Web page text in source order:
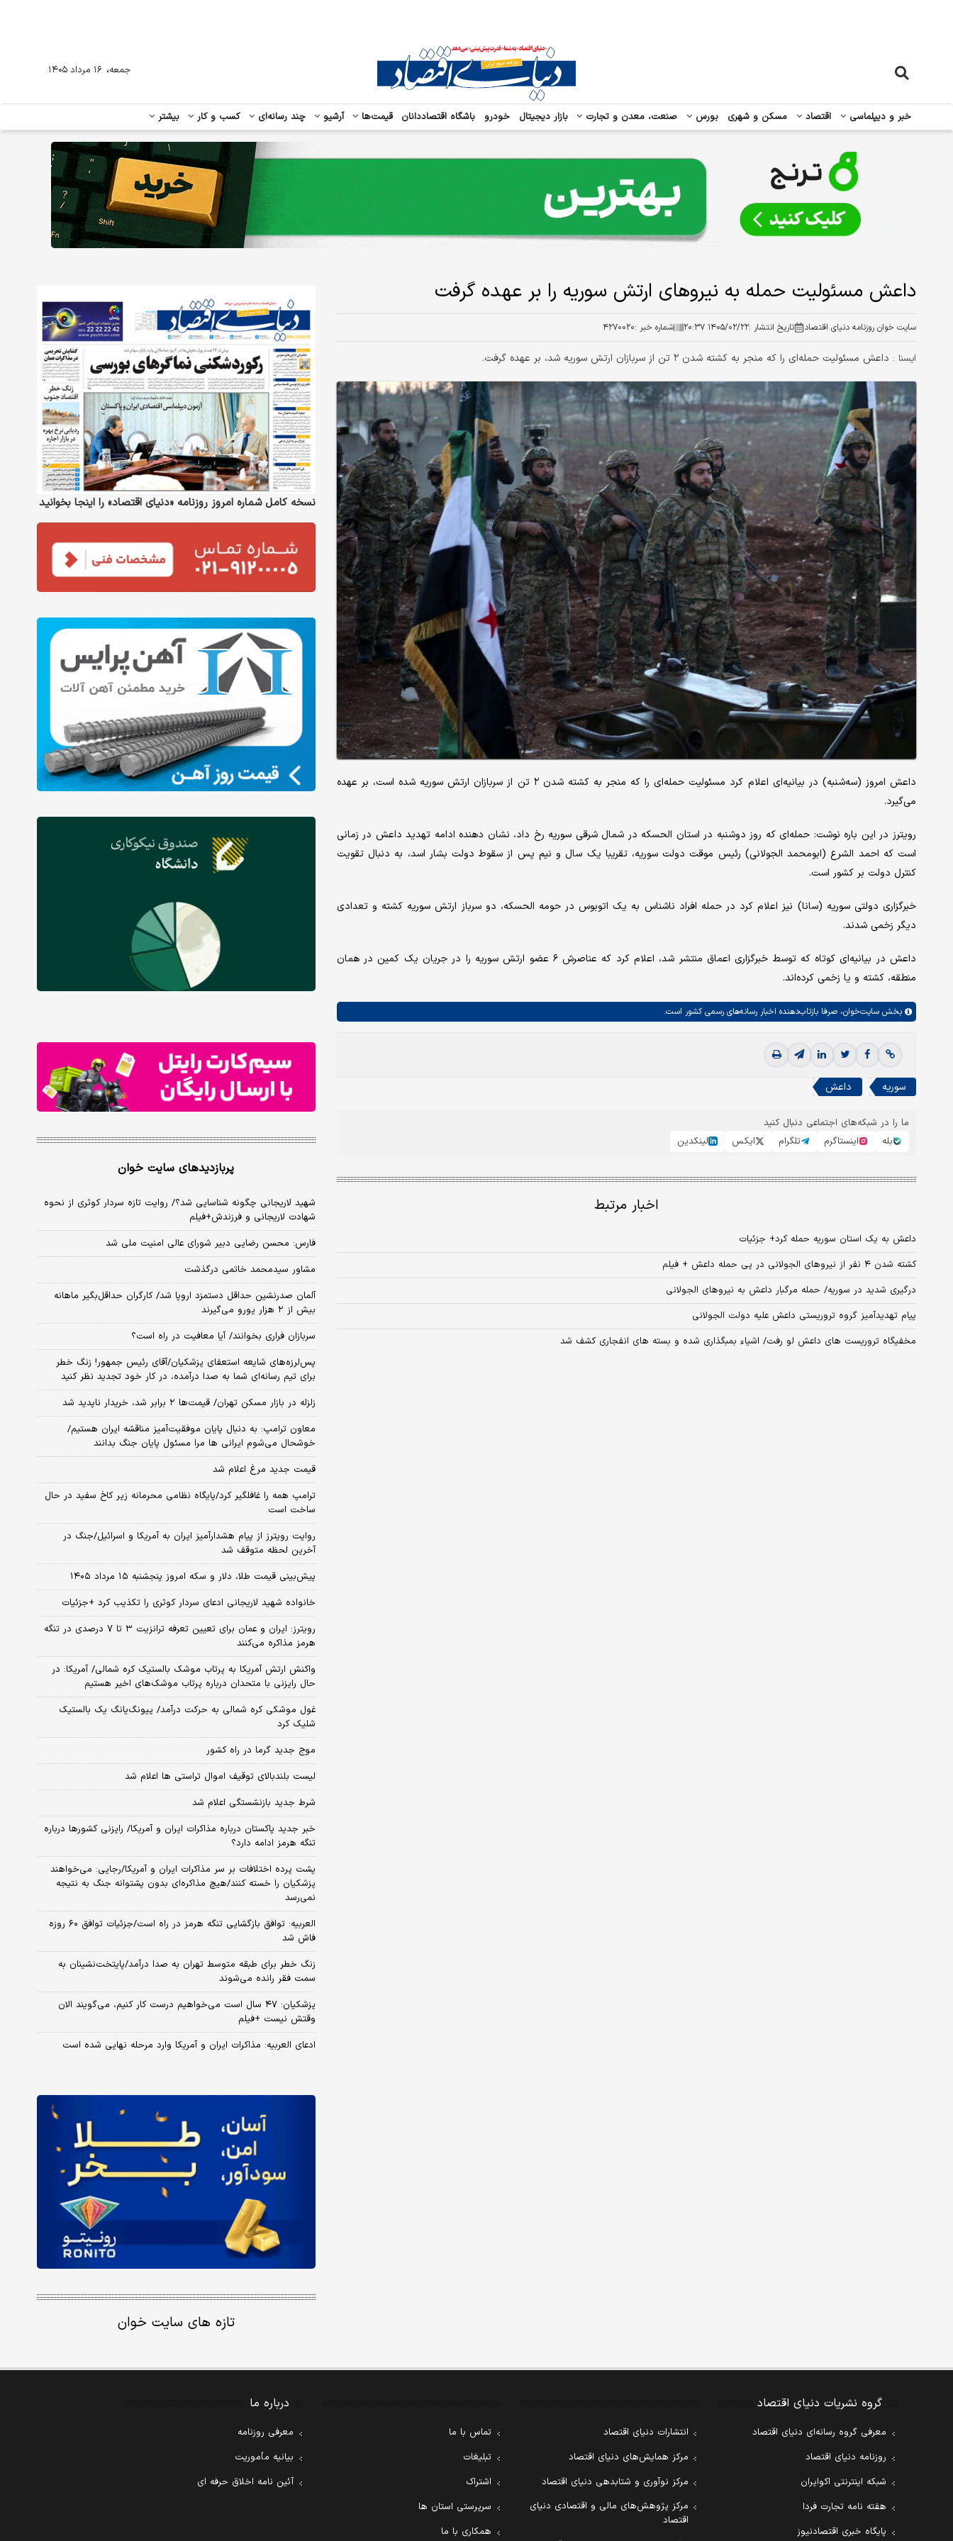
خبر و دیپلماسی اقتصاد مسکن و شهری بورس صنعت، معدن و تجارت بازار دیجیتال خودرو باشگاه اقتصاددانان قیمت‌ها آرشیو چند رسانه‌ای کسب و کار بیشتر
جمعه، ۱۶ مرداد ۱۴۰۵
داعش مسئولیت حمله به نیروهای ارتش سوریه را بر عهده گرفت
سایت خوان روزنامه دنیای اقتصاد تاریخ انتشار :۱۴۰۵/۰۲/۲۲ ۲۰:۳۷ شماره خبر :۴۲۷۰۰۲۰
ايسنا : داعش مسئولیت حمله‌ای را که منجر به کشته شدن ۲ تن از سربازان ارتش سوریه شد، بر عهده گرفت.
داعش امروز (سه‌شنبه) در بیانیه‌ای اعلام کرد مسئولیت حمله‌ای را که منجر به کشته شدن ۲ تن از سربازان ارتش سوریه شده است، بر عهده
می‌گیرد.
رویترز در این باره نوشت: حمله‌ای که روز دوشنبه در استان الحسکه در شمال شرقی سوریه رخ داد، نشان دهنده ادامه تهدید داعش در زمانی
است که احمد الشرع (ابومحمد الجولانی) رئیس موقت دولت سوریه، تقریبا یک سال و نیم پس از سقوط دولت بشار اسد، به دنبال تقویت
کنترل دولت بر کشور است.
خبرگزاری دولتی سوریه (سانا) نیز اعلام کرد در حمله افراد ناشناس به یک اتوبوس در حومه الحسکه، دو سرباز ارتش سوریه کشته و تعدادی
دیگر زخمی شدند.
داعش در بیانیه‌ای کوتاه که توسط خبرگزاری اعماق منتشر شد، اعلام کرد که عناصرش ۶ عضو ارتش سوریه را در جریان یک کمین در همان
منطقه، کشته و یا زخمی کرده‌اند.
بخش سایت‌خوان، صرفا بازتاب‌دهنده اخبار رسانه‌های رسمی کشور است.
سوریه داعش
ما را در شبکه‌های اجتماعی دنبال کنید
بله
اینستاگرم تلگرام ایکس لینکدین
اخبار مرتبط
داعش به یک استان سوریه حمله کرد+ جزئیات
کشته شدن ۴ نفر از نیروهای الجولانی در پی حمله داعش + فیلم
درگیری شدید در سوریه/ حمله مرگبار داعش به نیروهای الجولانی
پیام تهدیدآمیز گروه تروریستی داعش علیه دولت الجولانی
مخفیگاه تروریست های داعش لو رفت/ اشیاء بمبگذاری شده و بسته های انفجاری کشف شد
نسخه کامل شماره امروز روزنامه «دنیای‌ اقتصاد» را اینجا بخوانید
پربازدیدهای سایت خوان
شهید لاریجانی چگونه شناسایی شد؟/ روایت تازه سردار کوثری از نحوه
شهادت لاریجانی و فرزندش+فیلم
فارس: محسن رضایی دبیر شورای عالی امنیت ملی شد
مشاور سیدمحمد خاتمی درگذشت
آلمان صدرنشین حداقل دستمزد اروپا شد/ کارگران حداقل‌بگیر ماهانه
بیش از ۲ هزار یورو می‌گیرند
سربازان فراری بخوانند/ آیا معافیت در راه است؟
پس‌لرزه‌های شایعه استعفای پزشکیان/آقای رئیس جمهور! زنگ خطر
برای تیم رسانه‌ای شما به صدا درآمده، در کار خود تجدید نظر کنید
زلزله در بازار مسکن تهران/ قیمت‌ها ۲ برابر شد، خریدار ناپدید شد
معاون ترامپ: به دنبال پایان موفقیت‌آمیز مناقشه ایران هستیم/
خوشحال می‌شوم ایرانی ها مرا مسئول پایان جنگ بدانند
قیمت جدید مرغ اعلام شد
ترامپ همه را غافلگیر کرد/پایگاه نظامی محرمانه زیر کاخ سفید در حال
ساخت است
روایت رویترز از پیام هشدارآمیز ایران به آمریکا و اسرائیل/جنگ در
آخرین لحظه متوقف شد
پیش‌بینی قیمت طلا، دلار و سکه امروز پنجشنبه ۱۵ مرداد ۱۴۰۵
خانواده شهید لاریجانی ادعای سردار کوثری را تکذیب کرد +جزئیات
رویترز: ایران و عمان برای تعیین تعرفه ترانزیت ۳ تا ۷ درصدی در تنگه
هرمز مذاکره می‌کنند
واکنش ارتش آمریکا به پرتاب موشک بالستیک کره شمالی/ آمریکا: در
حال رایزنی با متحدان درباره پرتاب موشک‌های اخیر هستیم
غول موشکی کره شمالی به حرکت درآمد/ پیونگ‌یانگ یک بالستیک
شلیک کرد
موج جدید گرما در راه کشور
لیست بلندبالای توقیف اموال تراستی ها اعلام شد
شرط جدید بازنشستگی اعلام شد
خبر جدید پاکستان درباره مذاکرات ایران و آمریکا/ رایزنی کشورها درباره
تنگه هرمز ادامه دارد؟
پشت پرده اختلافات بر سر مذاکرات ایران و آمریکا/رجایی: می‌خواهند
پزشکیان را خسته کنند/هیچ مذاکره‌ای بدون پشتوانه جنگ به نتیجه
نمی‌رسد
العربیه: توافق بازگشایی تنگه هرمز در راه است/جزئیات توافق ۶۰ روزه
فاش شد
زنگ خطر برای طبقه متوسط تهران به صدا درآمد/پایتخت‌نشینان به
سمت فقر رانده می‌شوند
پزشکیان: ۴۷ سال است می‌خواهیم درست کار کنیم، می‌گویند الان
وقتش نیست +فیلم
ادعای العربیه: مذاکرات ایران و آمریکا وارد مرحله نهایی شده است
تازه های سایت خوان
گروه نشریات دنیای اقتصاد
معرفی گروه رسانه‌ای دنیای اقتصاد
روزنامه دنیای اقتصاد
شبکه اینترنتی اکوایران
هفته نامه تجارت فردا
پایگاه خبری اقتصادنیوز
انتشارات دنیای اقتصاد
مرکز همایش‌های دنیای اقتصاد
مرکز نوآوری و شتابدهی دنیای اقتصاد
مرکز پژوهش‌های مالی و اقتصادی دنیای
اقتصاد
تماس با ما
تبلیغات
اشتراک
سرپرستی استان ها
همکاری با ما
درباره ما
معرفی روزنامه
بیانیه مأموریت
آئین نامه اخلاق حرفه ای